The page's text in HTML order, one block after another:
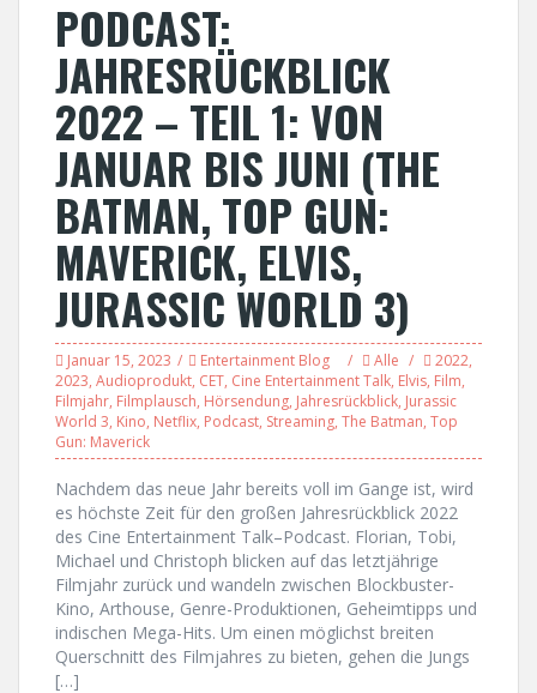
PODCAST:
JAHRESRÜCKBLICK
2022 – TEIL 1: VON
JANUAR BIS JUNI (THE
BATMAN, TOP GUN:
MAVERICK, ELVIS,
JURASSIC WORLD 3)
Januar 15, 2023 Entertainment Blog Alle 2022,
2023, Audioprodukt, CET, Cine Entertainment Talk, Elvis, Film,
Filmjahr, Filmplausch, Hörsendung, Jahresrückblick, Jurassic
World 3, Kino, Netflix, Podcast, Streaming, The Batman, Top
Gun: Maverick
Nachdem das neue Jahr bereits voll im Gange ist, wird
es höchste Zeit für den großen Jahresrückblick 2022
des Cine Entertainment Talk–Podcast. Florian, Tobi,
Michael und Christoph blicken auf das letztjährige
Filmjahr zurück und wandeln zwischen Blockbuster-
Kino, Arthouse, Genre-Produktionen, Geheimtipps und
indischen Mega-Hits. Um einen möglichst breiten
Querschnitt des Filmjahres zu bieten, gehen die Jungs
[…]